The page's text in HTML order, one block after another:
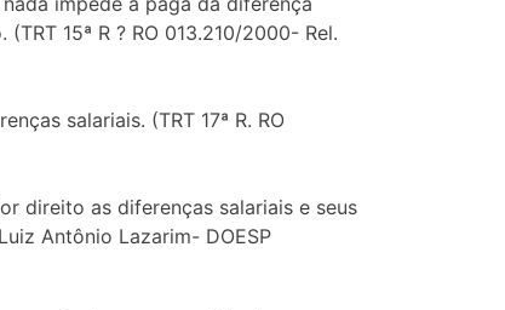
15ª R ? RO 013.210/2000- Rel.
salariais. (TRT 17ª R. RO
direito as diferenças salariais e seus
Antônio Lazarim- DOESP